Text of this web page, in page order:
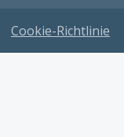
Cookie-Richtlinie